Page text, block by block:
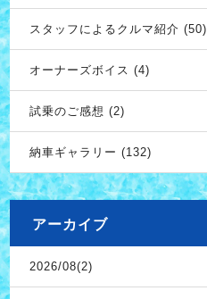
スタッフによるクルマ紹介 (50)
オーナーズボイス (4)
試乗のご感想 (2)
納車ギャラリー (132)
アーカイブ
2026/08(2)